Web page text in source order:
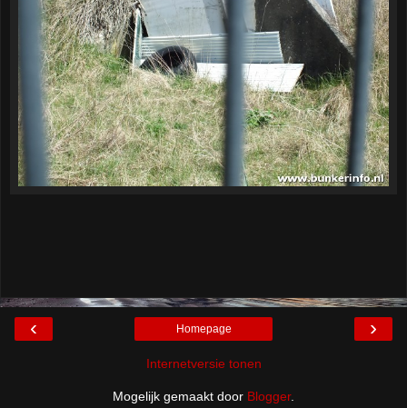
‹ ›
Homepage
Internetversie tonen
Mogelijk gemaakt door Blogger.